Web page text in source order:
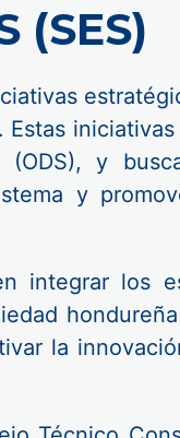
(SES)
y
y
integrar los
la